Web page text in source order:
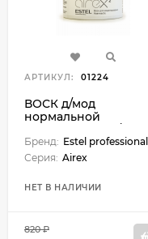
АРТИКУЛ: 01224
ВОСК д/мод
нормальной
Бренд: Estel professional
Серия: Airex
НЕТ В НАЛИЧИИ
820 ₽